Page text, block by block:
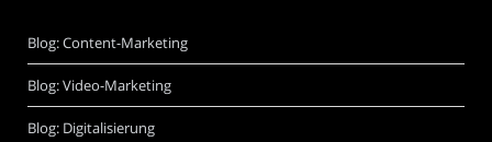
Blog: Content-Marketing
Blog: Video-Marketing
Blog: Digitalisierung